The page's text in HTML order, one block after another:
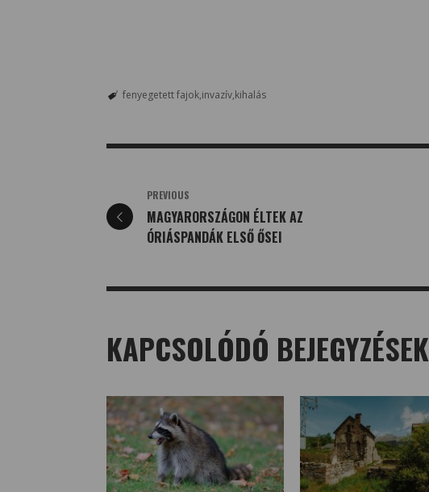
fenyegetett fajok invazív kihalás
PREVIOUS
MAGYARORSZÁGON ÉLTEK AZ
ÓRIÁSPANDÁK ELSŐ ŐSEI
KAPCSOLÓDÓ BEJEGYZÉSEK